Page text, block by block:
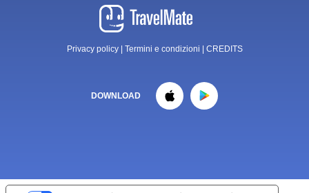
Privacy policy| Termini e condizioni CREDITS
DOWNLOAD